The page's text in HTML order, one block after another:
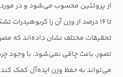
تا ۱۶ درصد از وزن آن را کربوهیدرات تشکیل می‌دهد.
تحقیقات مختلف نشان داده‌اند که
تصور، باعث چاقی نمی‌شود. با وجود
می‌تواند به حفظ وزن ایده‌آل کمک